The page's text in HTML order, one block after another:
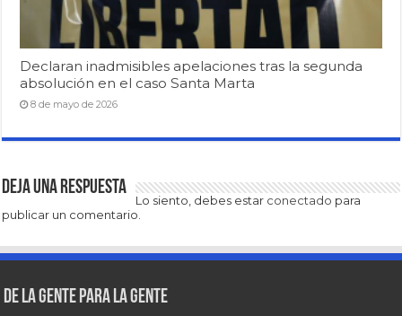
Declaran inadmisibles apelaciones tras la segunda
absolución en el caso Santa Marta
8 de mayo de 2026
Deja una respuesta
Lo siento, debes estar conectado para
publicar un comentario.
De la gente para la gente